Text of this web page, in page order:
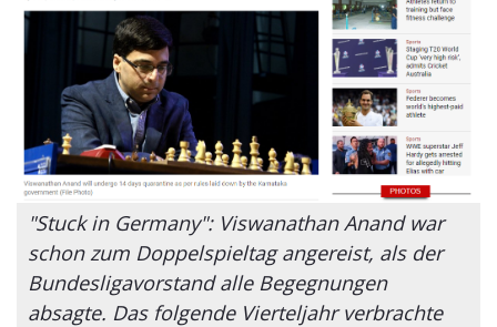
"Stuck in Germany": Viswanathan Anand war
schon zum Doppelspieltag angereist, als der
Bundesligavorstand alle Begegnungen
absagte. Das folgende Vierteljahr verbrachte